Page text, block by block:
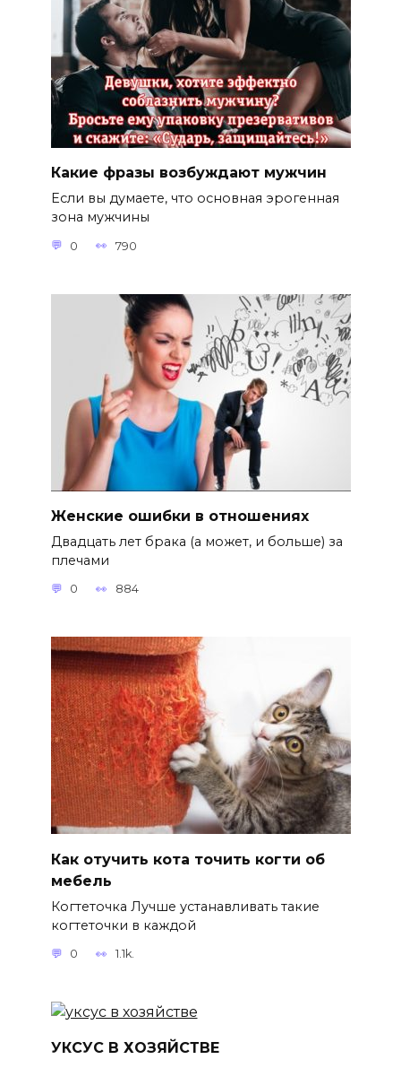
Какие фразы возбуждают мужчин
Если вы думаете, что основная эрогенная
зона мужчины
0 790
Женские ошибки в отношениях
Двадцать лет брака (а может, и больше) за
плечами
0 884
Как отучить кота точить когти об
мебель
Когтеточка Лучше устанавливать такие
когтеточки в каждой
0 1.1k.
УКСУС В ХОЗЯЙСТВЕ